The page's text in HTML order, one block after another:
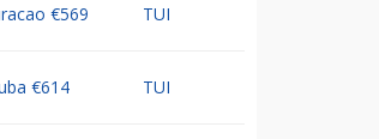
€569 TUI
€614 TUI